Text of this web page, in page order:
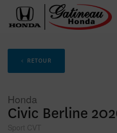
< RETOUR
Honda
Civic Berline
Sport CVT